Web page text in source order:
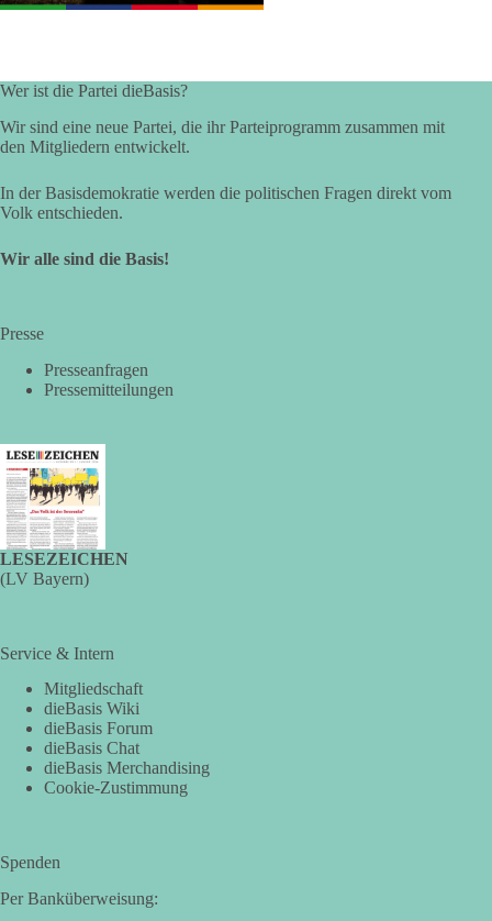
Wer ist die Partei dieBasis?
Wir sind eine neue Partei, die ihr Parteiprogramm zusammen mit
den Mitgliedern entwickelt.
In der Basisdemokratie werden die politischen Fragen direkt vom
Volk entschieden.
Wir alle sind die Basis!
Presse
Presseanfragen
Pressemitteilungen
LESEZEICHEN
(LV Bayern)
Service & Intern
Mitgliedschaft
dieBasis Wiki
dieBasis Forum
dieBasis Chat
dieBasis Merchandising
Cookie-Zustimmung
Spenden
Per Banküberweisung: